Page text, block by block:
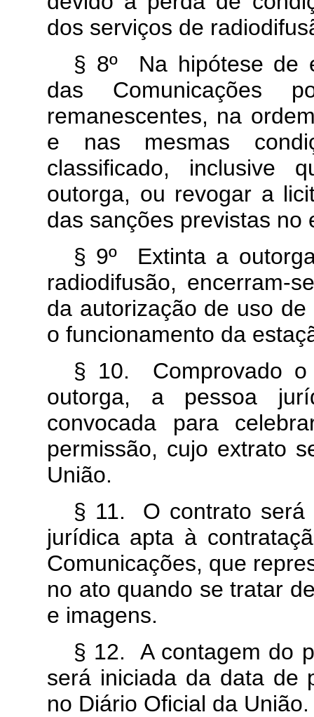
dos serviços de
§ 8º Na hipótese de
das Comunicações
remanescentes, na
e nas mesmas
classificado, inclusive
outorga, ou revogar a
das sanções previstas no
§ 9º Extinta a
radiodifusão, encerram-
da autorização de uso
o funcionamento da
§ 10. Comprovado o
outorga, a pessoa
convocada para
permissão, cujo extrato
União.
§ 11. O contrato será
jurídica apta à
Comunicações, que
no ato quando se tratar
e imagens.
§ 12. A contagem do
será iniciada da data de
no Diário Oficial da União.